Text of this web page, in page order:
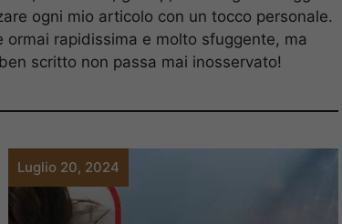
ogni mio articolo con un tocco personale.
ormai rapidissima e molto sfuggente, ma
scritto non passa mai inosservato!
Luglio 20, 2024